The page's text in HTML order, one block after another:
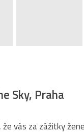
Sky, Praha
vás za zážitky